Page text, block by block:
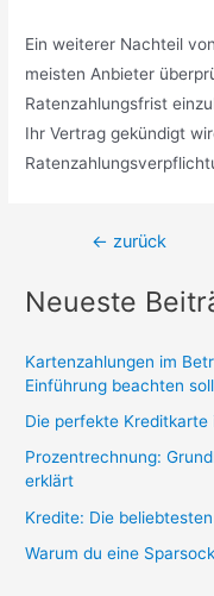
Ein weiterer Nachteil
meisten Anbieter
Ratenzahlungsfrist
Ihr Vertrag gekündigt
Beitragsnavigation
← zurück
Neueste
Kartenzahlungen im
Einführung beachten
Die perfekte
Prozentrechnung:
erklärt
Kredite: Die
Warum du eine